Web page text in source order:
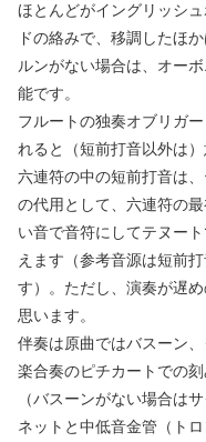
ほとんどがイングリッシ
ドの絡みで、移調したほ
ルンがない場合は、オー
能です。
フルートの独奏オブリガ
れると（短前打音以外は
六連符の中の短前打音は
の代用として、六連符の
い音で音符にしてテヌー
えます（参考音源は短前
す）。ただし、演奏が遅
思います。
伴奏は原曲ではバスーン
楽合奏のピチカートでの
（バスーンがない場合は
ネットと中低音金管（ト